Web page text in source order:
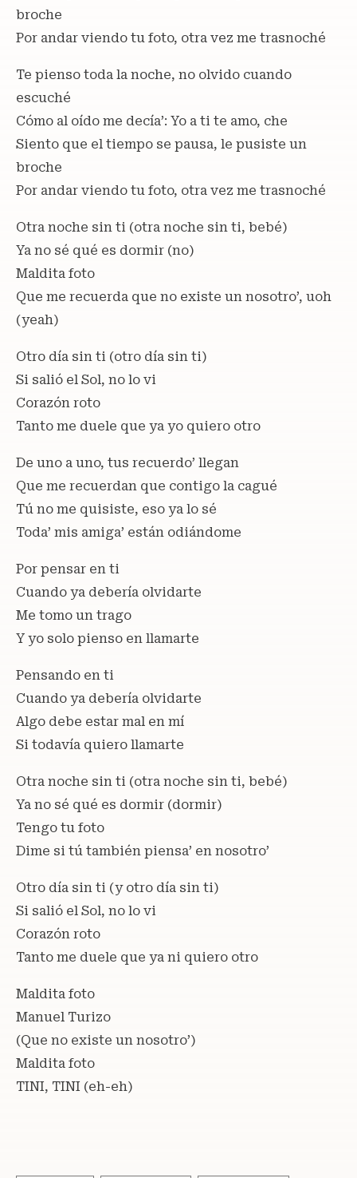
broche
Por andar viendo tu foto, otra vez me trasnoché
Te pienso toda la noche, no olvido cuando
escuché
Cómo al oído me decía’: Yo a ti te amo, che
Siento que el tiempo se pausa, le pusiste un
broche
Por andar viendo tu foto, otra vez me trasnoché
Otra noche sin ti (otra noche sin ti, bebé)
Ya no sé qué es dormir (no)
Maldita foto
Que me recuerda que no existe un nosotro’, uoh
(yeah)
Otro día sin ti (otro día sin ti)
Si salió el Sol, no lo vi
Corazón roto
Tanto me duele que ya yo quiero otro
De uno a uno, tus recuerdo’ llegan
Que me recuerdan que contigo la cagué
Tú no me quisiste, eso ya lo sé
Toda’ mis amiga’ están odiándome
Por pensar en ti
Cuando ya debería olvidarte
Me tomo un trago
Y yo solo pienso en llamarte
Pensando en ti
Cuando ya debería olvidarte
Algo debe estar mal en mí
Si todavía quiero llamarte
Otra noche sin ti (otra noche sin ti, bebé)
Ya no sé qué es dormir (dormir)
Tengo tu foto
Dime si tú también piensa’ en nosotro’
Otro día sin ti (y otro día sin ti)
Si salió el Sol, no lo vi
Corazón roto
Tanto me duele que ya ni quiero otro
Maldita foto
Manuel Turizo
(Que no existe un nosotro’)
Maldita foto
TINI, TINI (eh-eh)